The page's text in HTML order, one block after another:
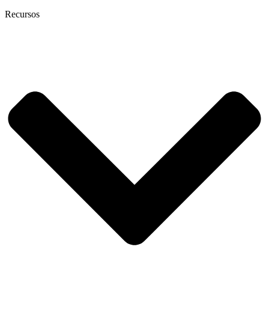
Recursos